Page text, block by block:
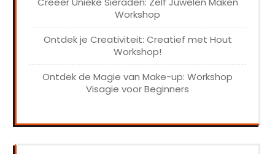
Workshop
Ontdek je Creativiteit: Creatief met Hout
Workshop!
Ontdek de Magie van Make-up: Workshop
Visagie voor Beginners